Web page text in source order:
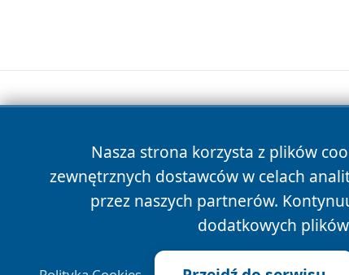
Nasza strona korzysta z plików
zewnętrznych dostawców w celach
przez naszych partnerów.
dodatkowych